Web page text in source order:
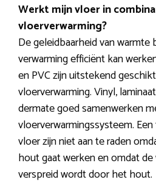
Werkt mijn vloer in
vloerverwarming?
De geleidbaarheid van warmte
verwarming efficiënt kan
en PVC zijn uitstekend
vloerverwarming. Vinyl,
dermate goed samenwerken
vloerverwarmingssysteem.
vloer zijn niet aan te raden
hout gaat werken en omdat
verspreid wordt door het hout.